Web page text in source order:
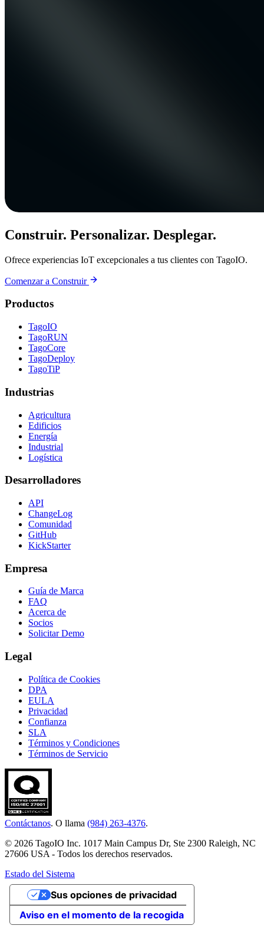
Construir. Personalizar. Desplegar.
Ofrece experiencias IoT excepcionales a tus clientes con TagoIO.
Comenzar a Construir
Productos
TagoIO
TagoRUN
TagoCore
TagoDeploy
TagoTiP
Industrias
Agricultura
Edificios
Energía
Industrial
Logística
Desarrolladores
API
ChangeLog
Comunidad
GitHub
KickStarter
Empresa
Guía de Marca
FAQ
Acerca de
Socios
Solicitar Demo
Legal
Política de Cookies
DPA
EULA
Privacidad
Confianza
SLA
Términos y Condiciones
Términos de Servicio
Contáctanos. O llama (984) 263-4376.
© 2026 TagoIO Inc. 1017 Main Campus Dr, Ste 2300 Raleigh, NC
27606 USA - Todos los derechos reservados.
Estado del Sistema
Aviso en el momento de la recogida
Sus opciones de privacidad